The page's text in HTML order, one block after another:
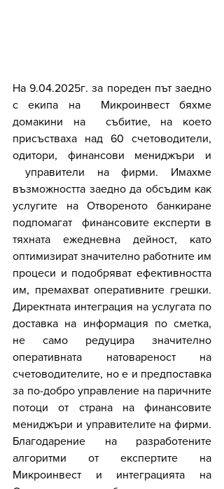
На 9.04.2025г. за пореден път заедно
с екипа на  Микроинвест бяхме
домакини на  събитие, на което
присъстваха над 60 счетоводители,
одитори, финансови мениджъри и
управители на фирми. Имахме
възможността заедно да обсъдим как
услугите на Отвореното банкиране
подпомагат  финансовите експерти в
тяхната ежедневна дейност, като
оптимизират значително работните им
процеси и подобряват ефективността
им, премахват оперативните грешки.
Директната интеграция на услугата по
доставка на информация по сметка,
не само редуцира значително
оперативната натовареност на
счетоводителите, но е и предпоставка
за по-добро управление на паричните
потоци от страна на финансовите
мениджъри и управителите на фирми.
Благодарение на разработените
алгоритми от експертите на
Микроинвест и интеграцията на